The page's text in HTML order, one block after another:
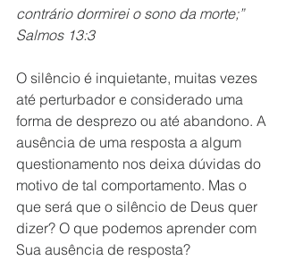
contrário dormirei o sono da morte;”
Salmos 13:3
O silêncio é inquietante, muitas vezes
até perturbador e considerado uma
forma de desprezo ou até abandono. A
ausência de uma resposta a algum
questionamento nos deixa dúvidas do
motivo de tal comportamento. Mas o
que será que o silêncio de Deus quer
dizer? O que podemos aprender com
Sua ausência de resposta?